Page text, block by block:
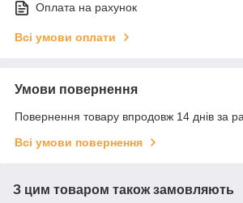
Оплата на рахунок
Всі умови оплати
Умови повернення
Повернення товару впродовж 14 днів за
Всі умови повернення
З цим товаром також замовляють